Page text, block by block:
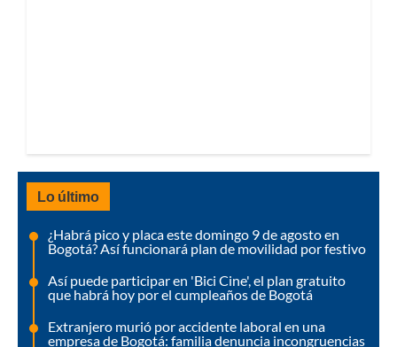
Lo último
¿Habrá pico y placa este domingo 9 de agosto en
Bogotá? Así funcionará plan de movilidad por festivo
Así puede participar en 'Bici Cine', el plan gratuito
que habrá hoy por el cumpleaños de Bogotá
Extranjero murió por accidente laboral en una
empresa de Bogotá: familia denuncia incongruencias